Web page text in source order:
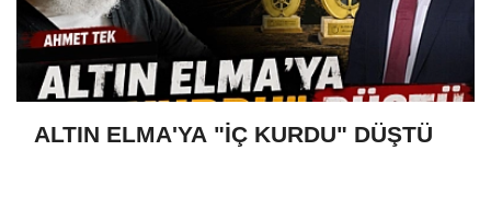
ALTIN ELMA'YA "İÇ KURDU" DÜŞTÜ